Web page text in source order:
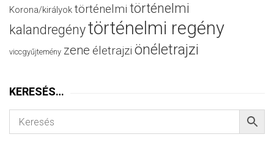
Korona/királyok történelmi történelmi
kalandregénytörténelmi regény
viccgyűjtemény zene életrajzi önéletrajzi
KERESÉS…